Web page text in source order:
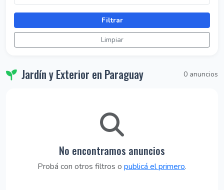
Filtrar
Limpiar
Jardín y Exterior en Paraguay 0 anuncios
No encontramos anuncios
Probá con otros filtros o publicá el primero.